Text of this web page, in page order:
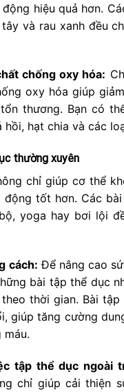
hiệu quả hơn.
và rau xanh đều
chống oxy hóa:
oxy hóa giúp
thương. Bạn có
hồi, hạt chia và các
thường xuyên
chỉ giúp cơ thể
động tốt hơn. Các
yoga hay bơi lội
cách: Để nâng cao
bài tập thể dục
thời gian. Bài
giúp tăng cường
máu.
tập thể dục ngoài
chỉ giúp cải thiện